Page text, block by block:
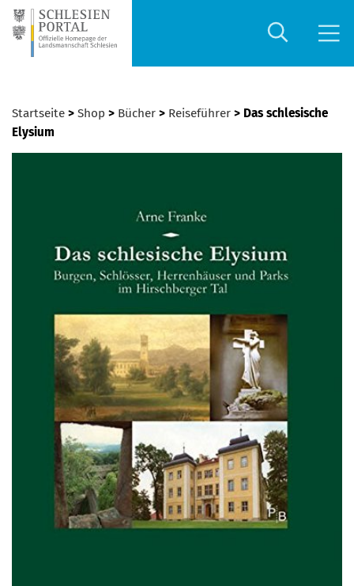
Startseite > Shop > Bücher > Reiseführer > Das schlesische
Elysium